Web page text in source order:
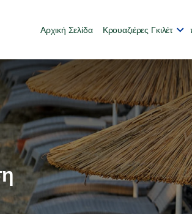
Αρχική Σελίδα Κρουαζιέρες Γκιλέτ